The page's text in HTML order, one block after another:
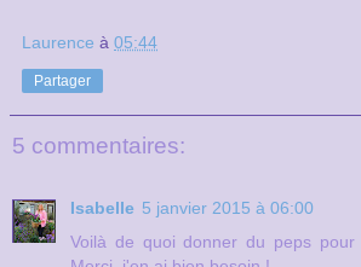
Laurence à 05:44
Partager
5 commentaires:
Isabelle 5 janvier 2015 à 06:00
Voilà de quoi donner du peps